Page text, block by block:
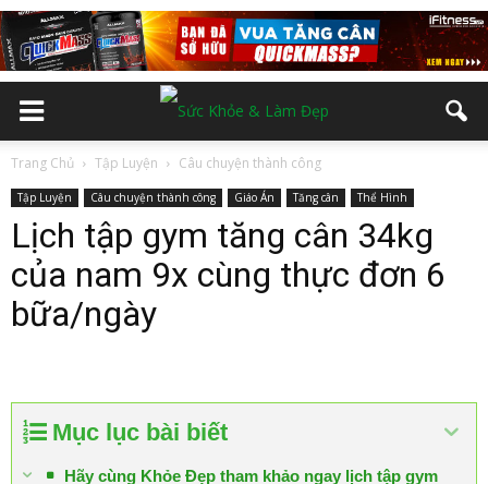
Trang Chủ Tập Luyện Câu chuyện thành công
Tập Luyện Câu chuyện thành công Giáo Án Tăng cân Thể Hình
Lịch tập gym tăng cân 34kg
của nam 9x cùng thực đơn 6
bữa/ngày
Mục lục bài biết
Hãy cùng Khỏe Đẹp tham khảo ngay lịch tập gym